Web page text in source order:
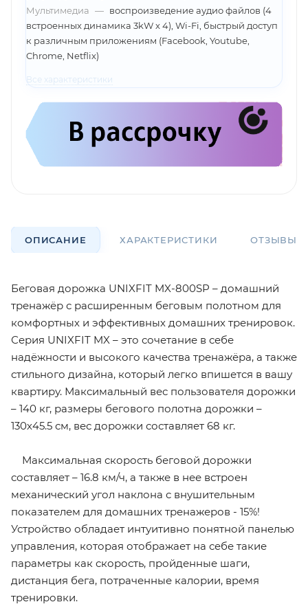
Мультимедиа — воспроизведение аудио файлов (4
встроенных динамика 3kW x 4), Wi-Fi, быстрый доступ
к различным приложениям (Facebook, Youtube,
Chrome, Netflix)
Все характеристики
ОПИСАНИЕ ХАРАКТЕРИСТИКИ ОТЗЫВЫ
Беговая дорожка UNIXFIT MX-800SP – домашний
тренажёр с расширенным беговым полотном для
комфортных и эффективных домашних тренировок.
Серия UNIXFIT MX – это сочетание в себе
надёжности и высокого качества тренажёра, а также
стильного дизайна, который легко впишется в вашу
квартиру. Максимальный вес пользователя дорожки
– 140 кг, размеры бегового полотна дорожки –
130х45.5 см, вес дорожки составляет 68 кг.
Максимальная скорость беговой дорожки
составляет – 16.8 км/ч, а также в нее встроен
механический угол наклона с внушительным
показателем для домашних тренажеров - 15%!
Устройство обладает интуитивно понятной панелью
управления, которая отображает на себе такие
параметры как скорость, пройденные шаги,
дистанция бега, потраченные калории, время
тренировки.